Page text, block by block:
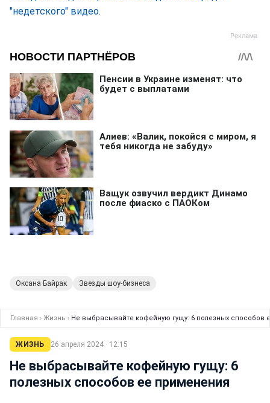
"недетского" видео.
Оксана Байрак Звезды шоу-бизнеса
Главная › Жизнь › Не выбрасывайте кофейную гущу: 6 полезных способов
ЖИЗНЬ 26 апреля 2024 · 12:15
Не выбрасывайте кофейную гущу: 6
полезных способов ее применения